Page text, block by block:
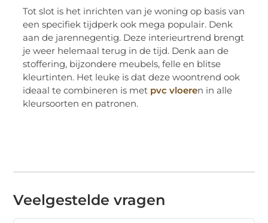
Tot slot is het inrichten van je woning op basis van
een specifiek tijdperk ook mega populair. Denk
aan de jarennegentig. Deze interieurtrend brengt
je weer helemaal terug in de tijd. Denk aan de
stoffering, bijzondere meubels, felle en blitse
kleurtinten. Het leuke is dat deze woontrend ook
ideaal te combineren is met pvc vloeren in alle
kleursoorten en patronen.
Veelgestelde vragen